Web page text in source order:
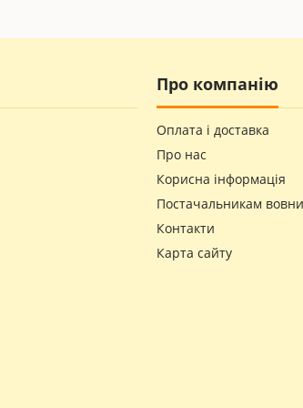
лікування, але і для профілактики, а
ефект. За рахунок посилення
Про компанію
Оплата і доставка
Про нас
Корисна інформація
Постачальникам вовни
Контакти
Карта сайту